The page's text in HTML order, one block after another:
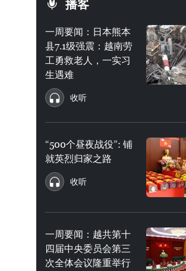
播客
一周要闻：日本熊本
县7.1级强震：越南劳
工勇救老人，一实习
生遇难
收听
“500个昼夜战役”: 铺
就英烈归家之路
收听
一周要闻：越共第十
四届中央委员会第三
次全体会议隆重举行